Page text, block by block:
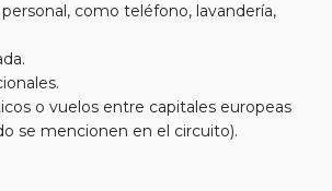
como teléfono, lavandería,
o vuelos entre capitales europeas
se mencionen en el circuito).